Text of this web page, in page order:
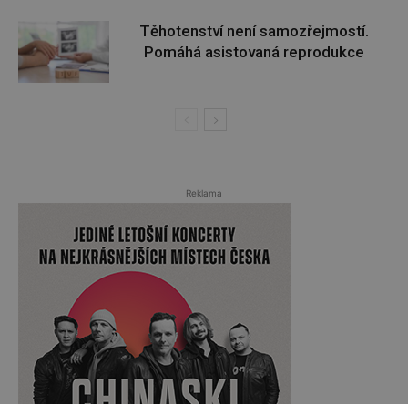
Těhotenství není samozřejmostí.
Pomáhá asistovaná reprodukce
Reklama